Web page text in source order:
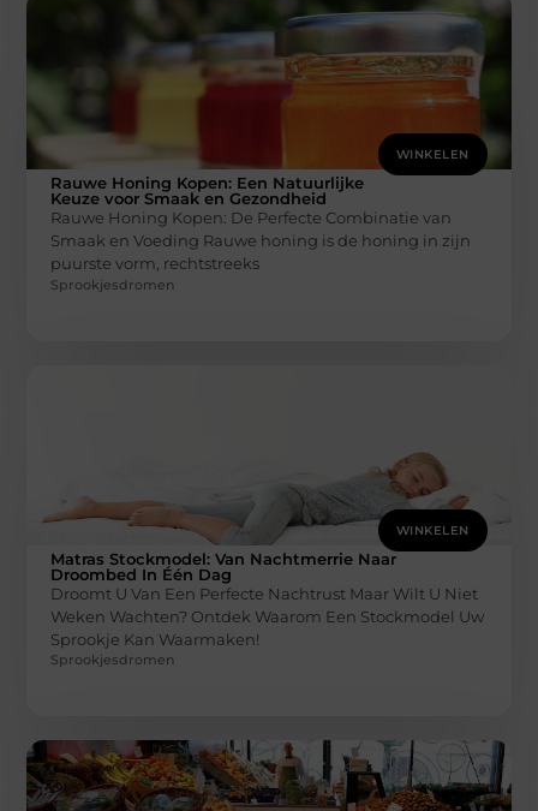
WINKELEN
Rauwe Honing Kopen: Een Natuurlijke
Keuze voor Smaak en Gezondheid
Rauwe Honing Kopen: De Perfecte Combinatie van
Smaak en Voeding Rauwe honing is de honing in zijn
puurste vorm, rechtstreeks
Sprookjesdromen
WINKELEN
Matras Stockmodel: Van Nachtmerrie Naar
Droombed In Één Dag
Droomt U Van Een Perfecte Nachtrust Maar Wilt U Niet
Weken Wachten? Ontdek Waarom Een Stockmodel Uw
Sprookje Kan Waarmaken!
Sprookjesdromen